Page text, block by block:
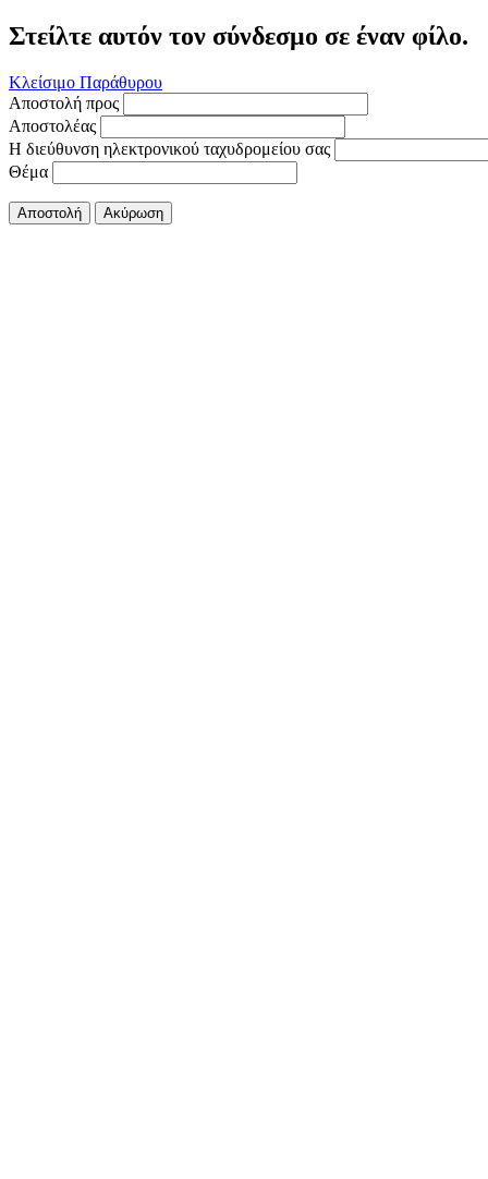
Στείλτε αυτόν τον σύνδεσμο σε έναν φίλο.
Κλείσιμο Παράθυρου
Αποστολή προς
Αποστολέας
Η διεύθυνση ηλεκτρονικού ταχυδρομείου σας
Θέμα
Αποστολή Ακύρωση